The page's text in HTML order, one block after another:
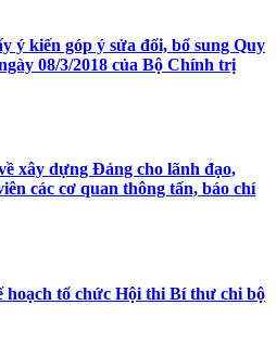
ý kiến góp ý sửa đổi, bổ sung Quy
08/3/2018 của Bộ Chính trị
xây dựng Đảng cho lãnh đạo,
các cơ quan thông tấn, báo chí
tổ chức Hội thi Bí thư chi bộ